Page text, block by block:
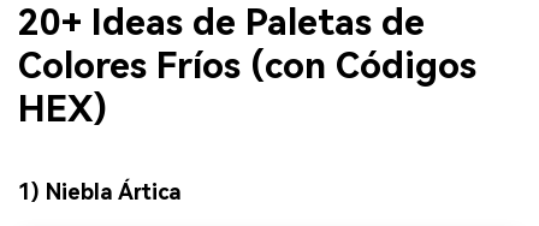
20+ Ideas de Paletas de
Colores Fríos (con Códigos
HEX)
1) Niebla Ártica